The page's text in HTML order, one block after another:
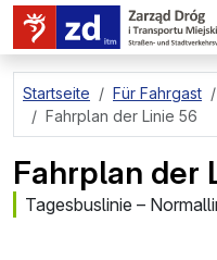
zum Hauptinhalt springen
Startseite Für Fahrgast
Fahrplan der Linie 56
Fahrplan der
Tagesbuslinie –